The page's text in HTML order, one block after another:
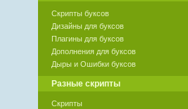
Скрипты буксов
Дизайны для буксов
Плагины для буксов
Дополнения для буксов
Дыры и Ошибки буксов
Разные скрипты
Скрипты